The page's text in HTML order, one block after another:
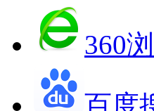
360
百度